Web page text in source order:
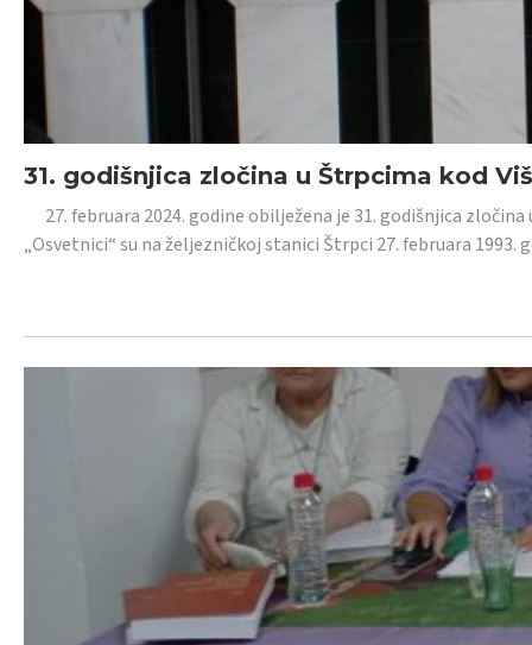
31. godišnjica zločina u Štrpcima kod
27. februara 2024. godine obilježena je 31. godišnjica
„Osvetnici“ su na željezničkoj stanici Štrpci 27. februara 1993.